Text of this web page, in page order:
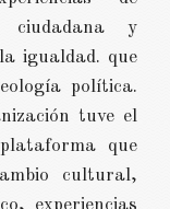
ciudadana y
igualdad. que
política.
tuve el
que
cultural,